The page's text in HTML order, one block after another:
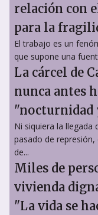
relación con
para la
El trabajo es un
que supone una
La cárcel de
nunca antes
"nocturnidad
Ni siquiera la llegada
pasado de
de...
Miles de
vivienda
"La vida se